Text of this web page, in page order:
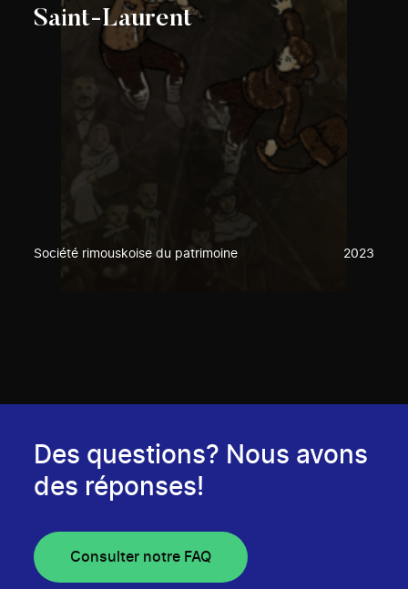
Saint-Laurent
Société rimouskoise du patrimoine 2023
Des questions? Nous avons
des réponses!
Consulter notre FAQ